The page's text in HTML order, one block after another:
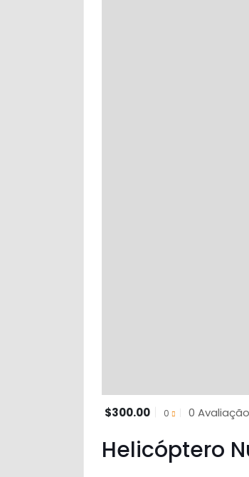
$300.00 0 Avaliação
Helicóptero